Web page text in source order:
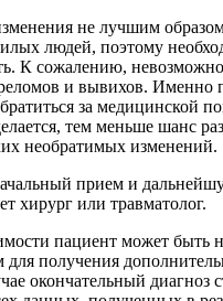
не лучшим
людей, поэтому
К сожалению,
и вывихов. Именно
за медицинской
тем меньше шанс
необратимых изменений.
прием и
хирург или травматолог.
пациент может быть
для получения
окончательный диагноз